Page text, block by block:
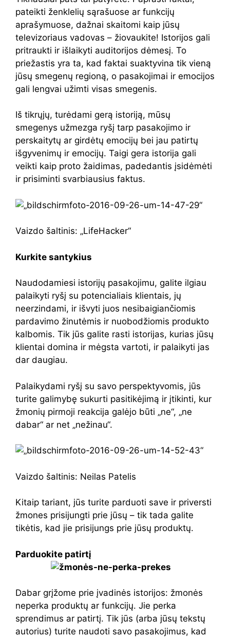
pateikti ženklelių sąrašuose ar funkcijų
aprašymuose, dažnai skaitomi kaip jūsų
televizoriaus vadovas – žiovaukite! Istorijos gali
pritraukti ir išlaikyti auditorijos dėmesį. To
priežastis yra ta, kad faktai suaktyvina tik vieną
jūsų smegenų regioną, o pasakojimai ir emocijos
gali lengvai užimti visas smegenis.
Iš tikrųjų, turėdami gerą istoriją, mūsų
smegenys užmezga ryšį tarp pasakojimo ir
perskaitytų ar girdėtų emocijų bei jau patirtų
išgyvenimų ir emocijų. Taigi gera istorija gali
veikti kaip proto žaidimas, padedantis įsidėmėti
ir prisiminti svarbiausius faktus.
Vaizdo šaltinis: „LifeHacker“
Kurkite santykius
Naudodamiesi istorijų pasakojimu, galite ilgiau
palaikyti ryšį su potencialiais klientais, jų
neerzindami, ir išvyti juos nesibaigiančiomis
pardavimo žinutėmis ir nuobodžiomis produkto
kalbomis. Tik jūs galite rasti istorijas, kurias jūsų
klientai domina ir mėgsta vartoti, ir palaikyti jas
dar daugiau.
Palaikydami ryšį su savo perspektyvomis, jūs
turite galimybę sukurti pasitikėjimą ir įtikinti, kur
žmonių pirmoji reakcija galėjo būti „ne“, „ne
dabar“ ar net „nežinau“.
Vaizdo šaltinis: Neilas Patelis
Kitaip tariant, jūs turite parduoti save ir priversti
žmones prisijungti prie jūsų – tik tada galite
tikėtis, kad jie prisijungs prie jūsų produktų.
Parduokite patirtį
Dabar grįžome prie įvadinės istorijos: žmonės
neperka produktų ar funkcijų. Jie perka
sprendimus ar patirtį. Tik jūs (arba jūsų tekstų
autorius) turite naudoti savo pasakojimus, kad